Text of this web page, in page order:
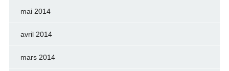
mai 2014
avril 2014
mars 2014